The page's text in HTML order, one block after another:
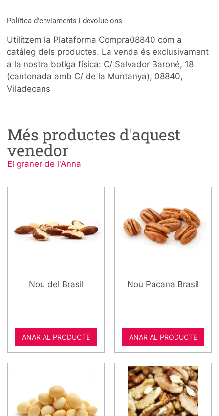
Política d'enviaments i devolucions
Utilitzem la Plataforma Compra08840 com a
catàleg dels productes. La venda és exclusivament
a la nostra botiga física: C/ Salvador Baroné, 18
(cantonada amb C/ de la Muntanya), 08840,
Viladecans
Més productes d'aquest
venedor
El graner de l'Anna
Nou del Brasil
ANAR AL PRODUCTE
Nou Pacana Brasil
ANAR AL PRODUCTE